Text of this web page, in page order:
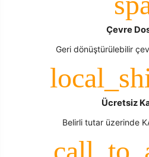
Çevre
Geri dönüştürülebilir
Ücretsiz
Belirli tutar üzerinde